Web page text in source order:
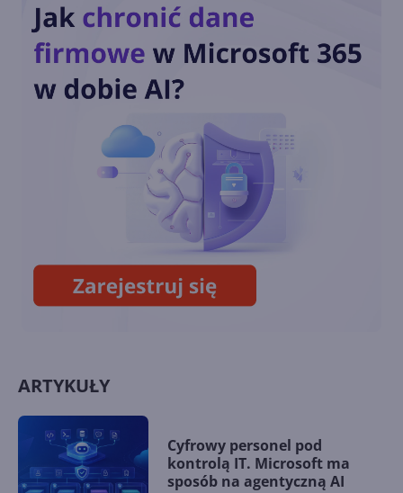
Snapdragon X Series
Microsoft dodaje nowe
wyszukiwanie plików w
OneDrive
Windows App ogólnodostępna
na wszystkich głównych
platformach
ARTYKUŁY
Cyfrowy personel pod
kontrolą IT. Microsoft ma
sposób na agentyczną AI